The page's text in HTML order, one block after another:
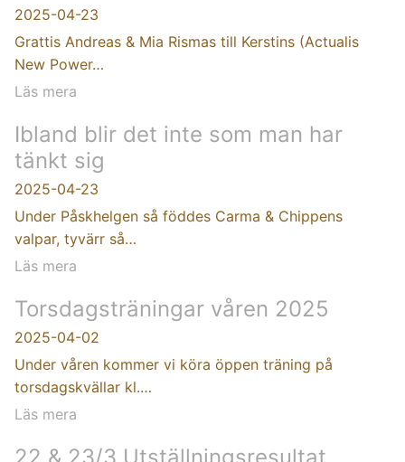
2025-04-23
Grattis Andreas & Mia Rismas till Kerstins (Actualis
New Power…
Läs mera
Ibland blir det inte som man har
tänkt sig
2025-04-23
Under Påskhelgen så föddes Carma & Chippens
valpar, tyvärr så…
Läs mera
Torsdagsträningar våren 2025
2025-04-02
Under våren kommer vi köra öppen träning på
torsdagskvällar kl.…
Läs mera
22 & 23/3 Utställningsresultat